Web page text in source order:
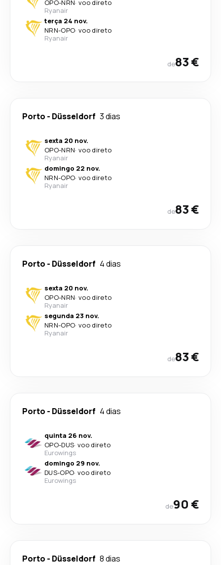
OPO-NRN· voo direto
Ryanair
terça 24 nov.
NRN-OPO· voo direto
Ryanair
de83 €
Porto - Düsseldorf 3 dias
sexta 20 nov.
OPO-NRN· voo direto
Ryanair
domingo 22 nov.
NRN-OPO· voo direto
Ryanair
de83 €
Porto - Düsseldorf 4 dias
sexta 20 nov.
OPO-NRN· voo direto
Ryanair
segunda 23 nov.
NRN-OPO· voo direto
Ryanair
de83 €
Porto - Düsseldorf 4 dias
quinta 26 nov.
OPO-DUS· voo direto
Eurowings
domingo 29 nov.
DUS-OPO· voo direto
Eurowings
de90 €
Porto - Düsseldorf 8 dias